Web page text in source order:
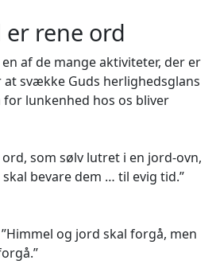
rene ord
af de mange aktiviteter, der er
at svække Guds herlighedsglans
lunkenhed hos os bliver
som sølv lutret i en jord-ovn,
bevare dem … til evig tid.”
og jord skal forgå, men